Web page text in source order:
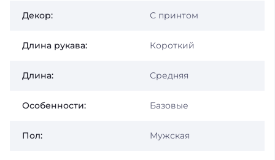
Декор: С принтом
Длина рукава: Короткий
Длина: Средняя
Особенности: Базовые
Пол: Мужская